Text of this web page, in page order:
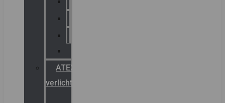
ATEX
verlichting